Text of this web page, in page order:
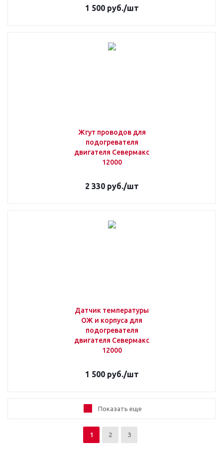
1 500руб./шт
Жгут проводов для
подогревателя
двигателя Севермакс
12000
2 330руб./шт
Датчик температуры
ОЖ и корпуса для
подогревателя
двигателя Севермакс
12000
1 500руб./шт
Показать еще
1 2 3